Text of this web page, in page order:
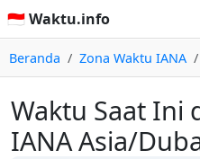
🇮🇩 Waktu.info
Beranda Zona Waktu IANA
Waktu Saat Ini
IANA Asia/